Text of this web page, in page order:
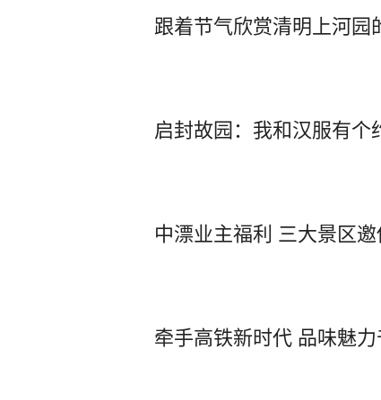
跟着节气欣赏清明上河园
启封故园：我和汉服有个
中漂业主福利 三大景区
牵手高铁新时代 品味魅力